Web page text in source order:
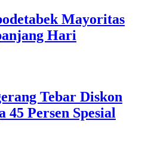
Mayoritas
Hari
Tebar Diskon
Persen Spesial